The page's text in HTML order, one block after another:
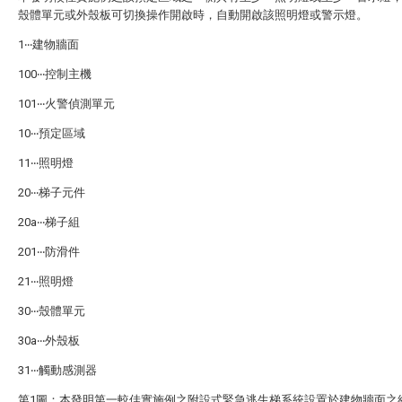
殼體單元或外殼板可切換操作開啟時，自動開啟該照明燈或警示燈。
1‧‧‧建物牆面
100‧‧‧控制主機
101‧‧‧火警偵測單元
10‧‧‧預定區域
11‧‧‧照明燈
20‧‧‧梯子元件
20a‧‧‧梯子組
201‧‧‧防滑件
21‧‧‧照明燈
30‧‧‧殼體單元
30a‧‧‧外殼板
31‧‧‧觸動感測器